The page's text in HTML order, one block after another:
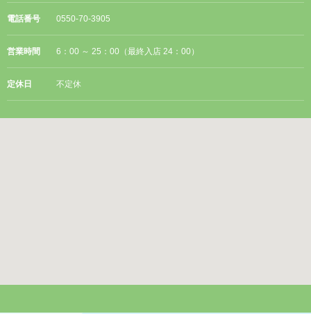
電話番号 0550-70-3905
営業時間 6：00 ～ 25：00（最終入店 24：00）
定休日 不定休